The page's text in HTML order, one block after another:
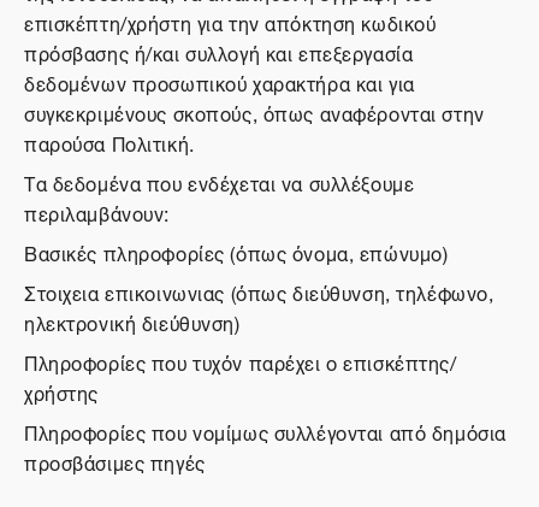
επισκέπτη/χρήστη για την απόκτηση κωδικού
πρόσβασης ή/και συλλογή και επεξεργασία
δεδομένων προσωπικού χαρακτήρα και για
συγκεκριμένους σκοπούς, όπως αναφέρονται στην
παρούσα Πολιτική.
Τα δεδομένα που ενδέχεται να συλλέξουμε
περιλαμβάνουν:
Βασικές πληροφορίες (όπως όνομα, επώνυμο)
Στοιχεια επικοινωνιας (όπως διεύθυνση, τηλέφωνο,
ηλεκτρονική διεύθυνση)
Πληροφορίες που τυχόν παρέχει ο επισκέπτης/
χρήστης
Πληροφορίες που νομίμως συλλέγονται από δημόσια
προσβάσιμες πηγές